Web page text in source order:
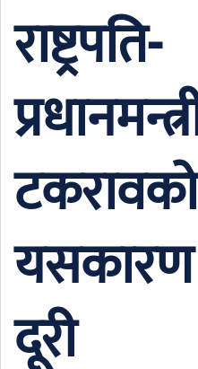
राष्ट्रपति-
दूरी